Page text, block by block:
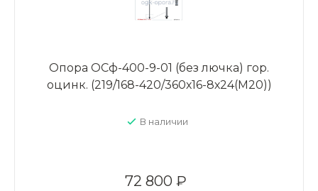
Опора ОСф-400-9-01 (без лючка) гор.
оцинк. (219/168-420/360х16-8х24(М20))
В наличии
72 800 ₽